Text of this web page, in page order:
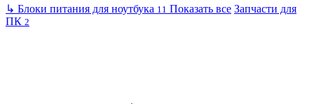
↳ Блоки питания для ноутбука 11 Показать все Запчасти для
ПК 2